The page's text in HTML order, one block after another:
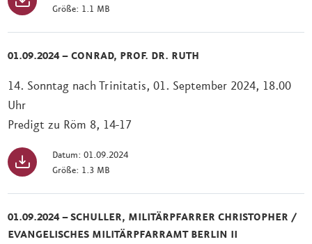
Größe: 1.1 MB
01.09.2024 – CONRAD, PROF. DR. RUTH
14. Sonntag nach Trinitatis, 01. September 2024, 18.00
Uhr
Predigt zu Röm 8, 14-17
Datum: 01.09.2024
Größe: 1.3 MB
01.09.2024 – SCHULLER, MILITÄRPFARRER CHRISTOPHER /
EVANGELISCHES MILITÄRPFARRAMT BERLIN II